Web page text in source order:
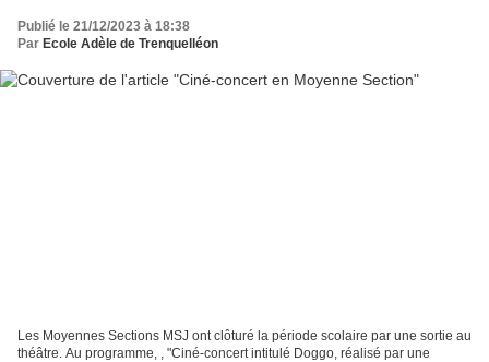
Publié le 21/12/2023 à 18:38
Par Ecole Adèle de Trenquelléon
Les Moyennes Sections MSJ ont clôturé la période scolaire par une sortie au
théâtre. Au programme, , "Ciné-concert intitulé Doggo, réalisé par une